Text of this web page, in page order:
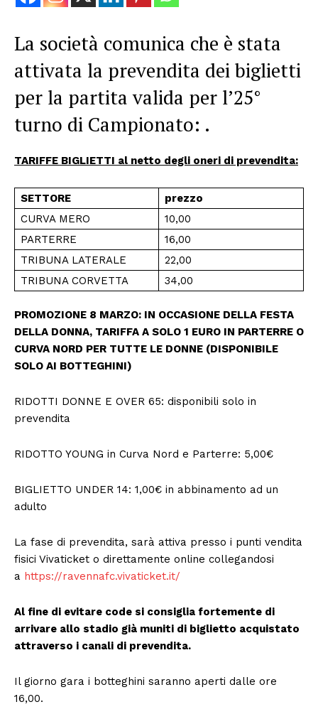
La società comunica che è stata
attivata la prevendita dei biglietti
per la partita valida per l’25°
turno di Campionato: .
TARIFFE BIGLIETTI al netto degli oneri di prevendita:
SETTORE
prezzo
CURVA MERO
10,00
PARTERRE
16,00
TRIBUNA LATERALE
22,00
TRIBUNA CORVETTA
34,00
PROMOZIONE 8 MARZO: IN OCCASIONE DELLA FESTA
DELLA DONNA, TARIFFA A SOLO 1 EURO IN PARTERRE O
CURVA NORD PER TUTTE LE DONNE (DISPONIBILE
SOLO AI BOTTEGHINI)
RIDOTTI DONNE E OVER 65: disponibili solo in
prevendita
RIDOTTO YOUNG in Curva Nord e Parterre: 5,00€
BIGLIETTO UNDER 14: 1,00€ in abbinamento ad un
adulto
La fase di prevendita, sarà attiva presso i punti vendita
fisici Vivaticket o direttamente online collegandosi
a https://ravennafc.vivaticket.it/
Al fine di evitare code si consiglia fortemente di
arrivare allo stadio già muniti di biglietto acquistato
attraverso i canali di prevendita.
Il giorno gara i botteghini saranno aperti dalle ore
16,00.